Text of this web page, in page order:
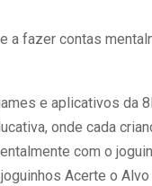
a fazer contas
e aplicativos da
onde cada
com o
Acerte o